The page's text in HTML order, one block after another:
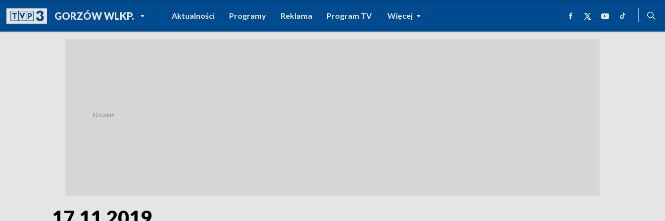
GORZÓW WLKP.POWRÓT DO
TVP REGIONY
Aktualności Programy Reklama Program TV Więcej